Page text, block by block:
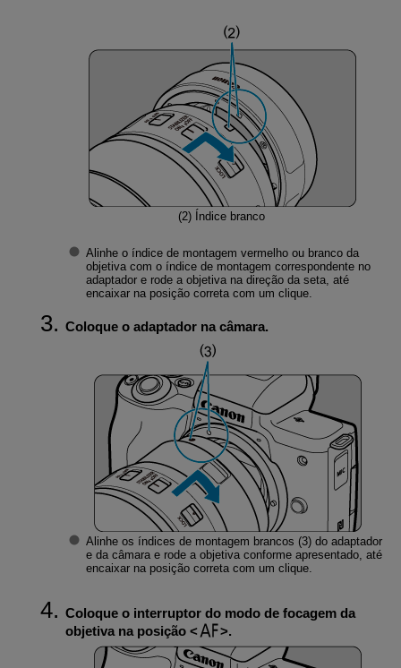
(2) Índice branco
Alinhe o índice de montagem vermelho ou branco da
objetiva com o índice de montagem correspondente no
adaptador e rode a objetiva na direção da seta, até
encaixar na posição correta com um clique.
Coloque o adaptador na câmara.
Alinhe os índices de montagem brancos (3) do adaptador
e da câmara e rode a objetiva conforme apresentado, até
encaixar na posição correta com um clique.
Coloque o interruptor do modo de focagem da
objetiva na posição
.